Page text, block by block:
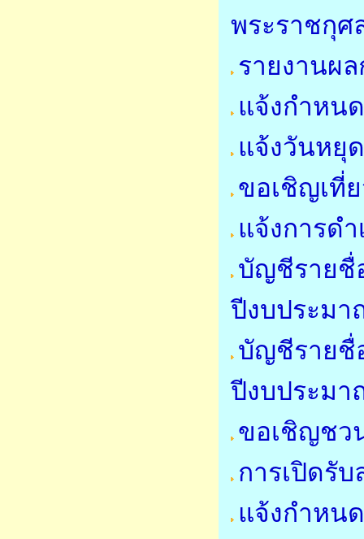
พระราชกุศ
รายงานผ
แจ้งกำหน
แจ้งวันหยุ
ขอเชิญเที่
แจ้งการด
บัญชีรายชื่
ปีงบประม
บัญชีรายชื่
ปีงบประม
ขอเชิญชว
การเปิดรั
แจ้งกำหน